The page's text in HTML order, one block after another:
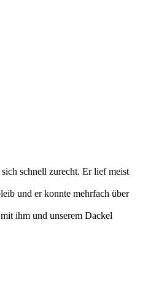
schnell zurecht. Er lief meist
und er konnte mehrfach über
ihm und unserem Dackel